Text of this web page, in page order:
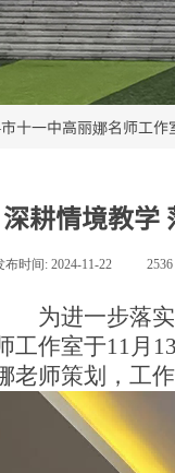
一中高丽娜名师工作
深耕情境教学
布时间: 2024-11-22 2536
为进一步落
工作室于11月
老师策划，工